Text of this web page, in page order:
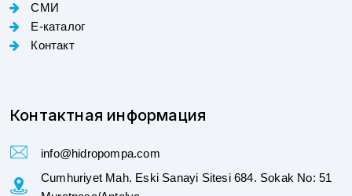
СМИ
E-каталог
Контакт
Контактная информация
info@hidropompa.com
Cumhuriyet Mah. Eski Sanayi Sitesi 684. Sokak No: 51